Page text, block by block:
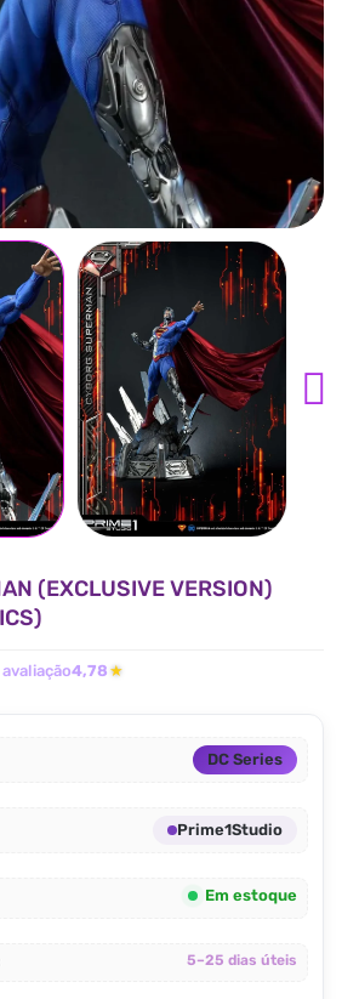
(EXCLUSIVE VERSION)
4,78 ★
DC Series
Prime1Studio
Em estoque
5–25 dias úteis